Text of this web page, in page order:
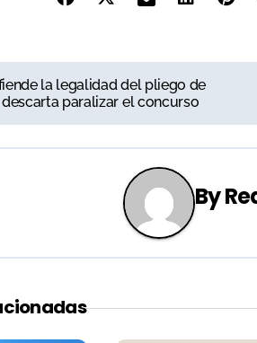
la legalidad del pliego de
paralizar el concurso
By